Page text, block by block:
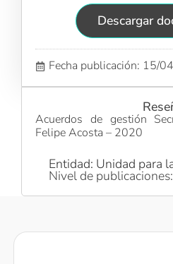
Descargar
Fecha publicación: 15/
Acuerdos de gestión
Felipe Acosta – 2020
Entidad: Unidad para
Nivel de